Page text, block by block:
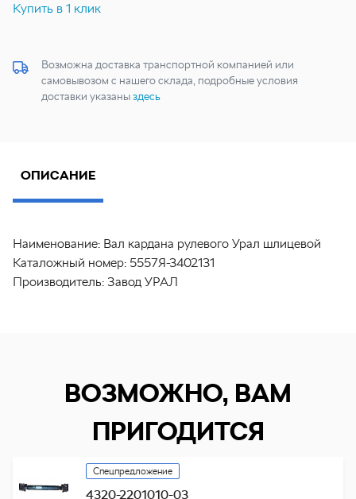
Купить в 1 клик
Возможна доставка транспортной компанией или
самовывозом с нашего склада, подробные условия
доставки указаныздесь
ОПИСАНИЕ
Наименование: Вал кардана рулевого Урал шлицевой
Каталожный номер: 5557Я-3402131
Производитель: Завод УРАЛ
ВОЗМОЖНО, ВАМ
ПРИГОДИТСЯ
Спецпредложение
4320-2201010-03